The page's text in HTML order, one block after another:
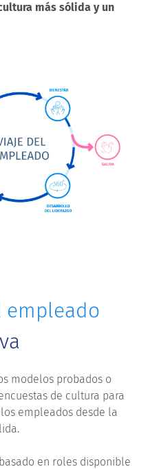
más sólida y un
empleado
modelos probados o
de cultura para
empleados desde la
en roles disponible